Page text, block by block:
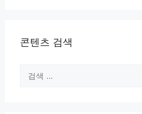
콘텐츠 검색